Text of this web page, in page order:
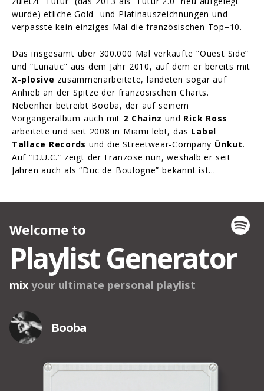
wurde) etliche Gold- und Platinauszeichnungen und
verpasste kein einziges Mal die französischen Top−10.
Das insgesamt über 300.000 Mal verkaufte “Ouest Side”
und “Lunatic” aus dem Jahr 2010, auf dem er bereits mit
X-plosive zusammenarbeitete, landeten sogar auf
Anhieb an der Spitze der französischen Charts.
Nebenher betreibt Booba, der auf seinem
Vorgängeralbum auch mit 2 Chainz und Rick Ross
arbeitete und seit 2008 in Miami lebt, das Label
Tallace Records und die Streetwear-Company Ünkut.
Auf “D.U.C.” zeigt der Franzose nun, weshalb er seit
Jahren auch als “Duc de Boulogne” bekannt ist…